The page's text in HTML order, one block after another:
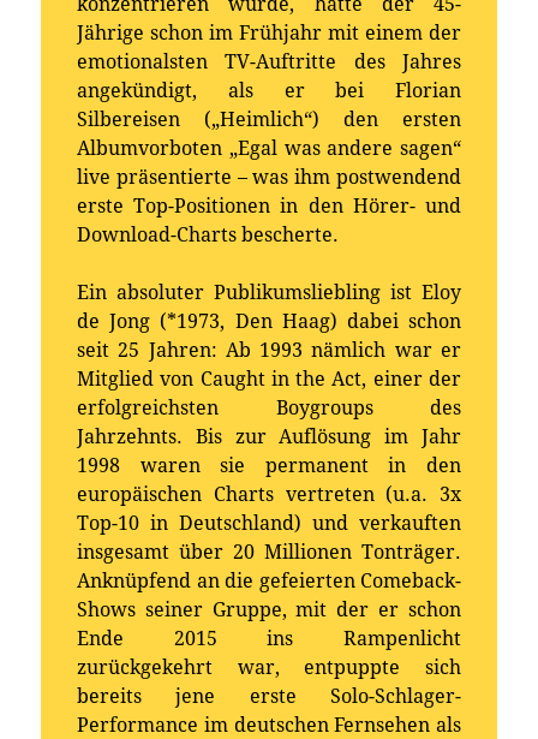
konzentrieren würde, hatte der 45-
Jährige schon im Frühjahr mit einem der
emotionalsten TV-Auftritte des Jahres
angekündigt, als er bei Florian
Silbereisen („Heimlich“) den ersten
Albumvorboten „Egal was andere sagen“
live präsentierte – was ihm postwendend
erste Top-Positionen in den Hörer- und
Download-Charts bescherte.
Ein absoluter Publikumsliebling ist Eloy
de Jong (*1973, Den Haag) dabei schon
seit 25 Jahren: Ab 1993 nämlich war er
Mitglied von Caught in the Act, einer der
erfolgreichsten Boygroups des
Jahrzehnts. Bis zur Auflösung im Jahr
1998 waren sie permanent in den
europäischen Charts vertreten (u.a. 3x
Top-10 in Deutschland) und verkauften
insgesamt über 20 Millionen Tonträger.
Anknüpfend an die gefeierten Comeback-
Shows seiner Gruppe, mit der er schon
Ende 2015 ins Rampenlicht
zurückgekehrt war, entpuppte sich
bereits jene erste Solo-Schlager-
Performance im deutschen Fernsehen als